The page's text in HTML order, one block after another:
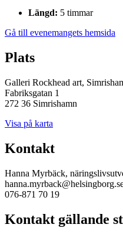
Längd: 5 timmar
Gå till evenemangets hemsida
Plats
Galleri Rockhead art,
Fabriksgatan 1
272 36 Simrishamn
Visa på karta
Kontakt
Hanna Myrbäck,
076-871 70 19
Kontakt gällande